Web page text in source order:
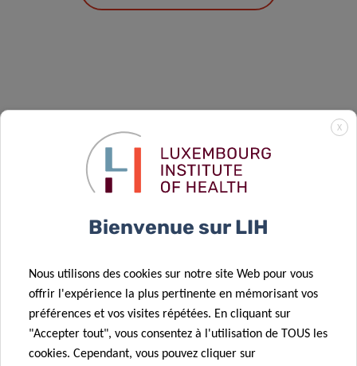
Événements à venir
X
Bienvenue sur LIH
Nous utilisons des cookies sur notre site Web pour vous
offrir l'expérience la plus pertinente en mémorisant vos
préférences et vos visites répétées. En cliquant sur
"Accepter tout", vous consentez à l'utilisation de TOUS les
cookies. Cependant, vous pouvez cliquer sur